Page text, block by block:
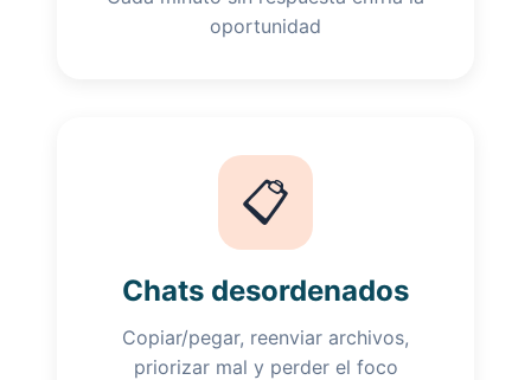
oportunidad
📋
Chats desordenados
Copiar/pegar, reenviar archivos,
priorizar mal y perder el foco